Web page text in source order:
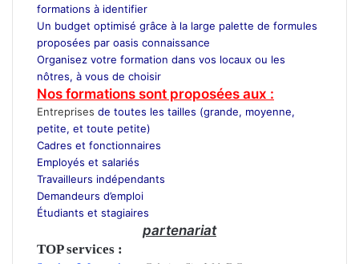
formations à identifier
Un budget optimisé grâce à la large palette de formules
proposées par oasis connaissance
Organisez votre formation dans vos locaux ou les
nôtres, à vous de choisir
Nos formations sont proposées aux :
Entreprises de toutes les tailles (grande, moyenne,
petite, et toute petite)
Cadres et fonctionnaires
Employés et salariés
Travailleurs indépendants
Demandeurs d’emploi
Étudiants et stagiaires
partenariat
TOP services :